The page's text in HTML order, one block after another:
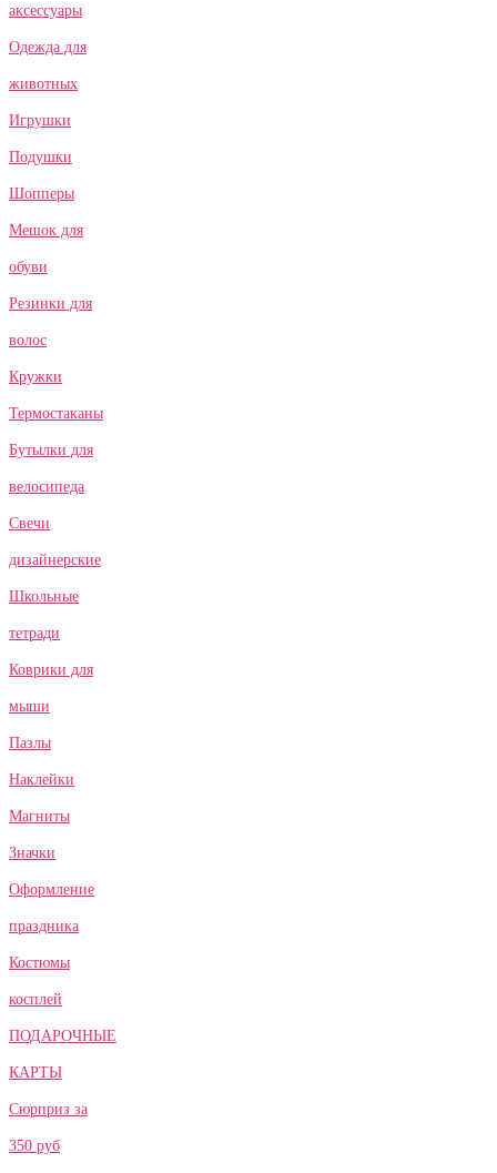
аксессуары
Одежда для
животных
Игрушки
Подушки
Шопперы
Мешок для
обуви
Резинки для
волос
Кружки
Термостаканы
Бутылки для
велосипеда
Свечи
дизайнерские
Школьные
тетради
Коврики для
мыши
Пазлы
Наклейки
Магниты
Значки
Оформление
праздника
Костюмы
косплей
ПОДАРОЧНЫЕ
КАРТЫ
Сюрприз за
350 руб